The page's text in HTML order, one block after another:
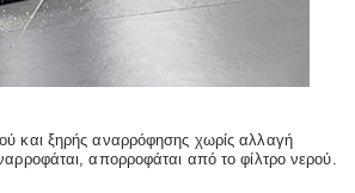
και ξηρής αναρρόφησης χωρίς αλλαγή
απορροφάται από το φίλτρο νερού.